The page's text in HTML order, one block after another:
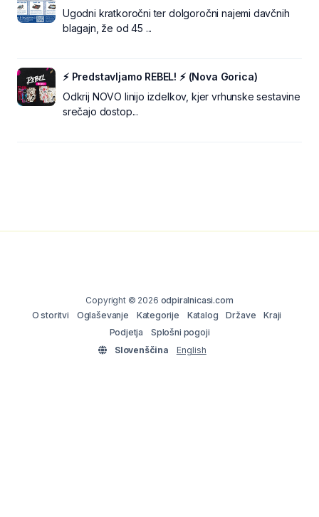
Ugodni kratkoročni ter dolgoročni najemi davčnih
blagajn, že od 45 ...
⚡ Predstavljamo REBEL! ⚡ (Nova Gorica)
Odkrij NOVO linijo izdelkov, kjer vrhunske sestavine
srečajo dostop...
Copyright © 2026 odpiralnicasi.com
O storitvi
Oglaševanje Kategorije Katalog Države
Kraji
Podjetja
Splošni pogoji
Slovenščina
English